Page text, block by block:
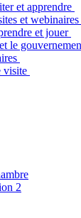
et apprendre
et webinaires
et jouer
le
visite
2